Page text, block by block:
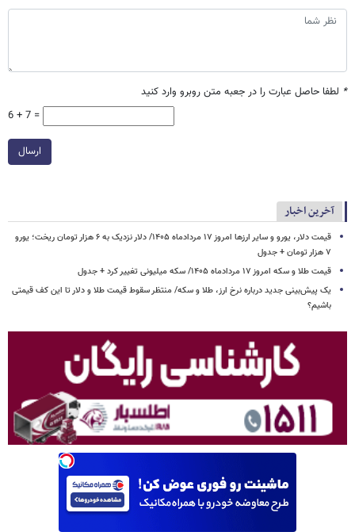
* لطفا حاصل عبارت را در جعبه متن روبرو وارد کنید
6 + 7 =
ارسال
آخرین اخبار
قیمت دلار، یورو و سایر ارزها امروز ۱۷ مردادماه ۱۴۰۵/ دلار نزدیک به ۶ هزار تومان ریخت؛ یورو
۷ هزار تومان + جدول
قیمت طلا و سکه امروز ۱۷ مردادماه ۱۴۰۵/ سکه میلیونی تغییر کرد + جدول
یک پیش‌بینی جدید درباره نرخ ارز، طلا و سکه/ منتظر سقوط قیمت طلا و دلار تا این کف قیمتی
باشیم؟